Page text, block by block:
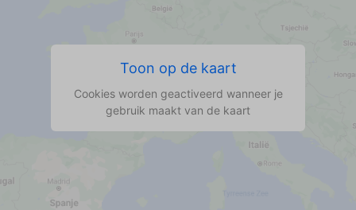
Toon op de kaart
Cookies worden geactiveerd wanneer je
gebruik maakt van de kaart